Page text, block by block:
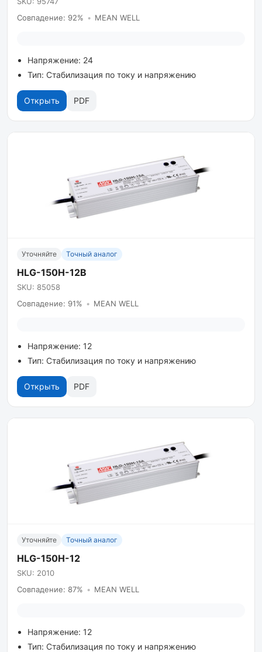
Совпадение: 92% • MEAN WELL
Напряжение: 24
Тип: Стабилизация по току и напряжению
Открыть PDF
Уточняйте Точный аналог
HLG-150H-12B
SKU: 85058
Совпадение: 91% • MEAN WELL
Напряжение: 12
Тип: Стабилизация по току и напряжению
Открыть PDF
Уточняйте Точный аналог
HLG-150H-12
SKU: 2010
Совпадение: 87% • MEAN WELL
Напряжение: 12
Тип: Стабилизация по току и напряжению